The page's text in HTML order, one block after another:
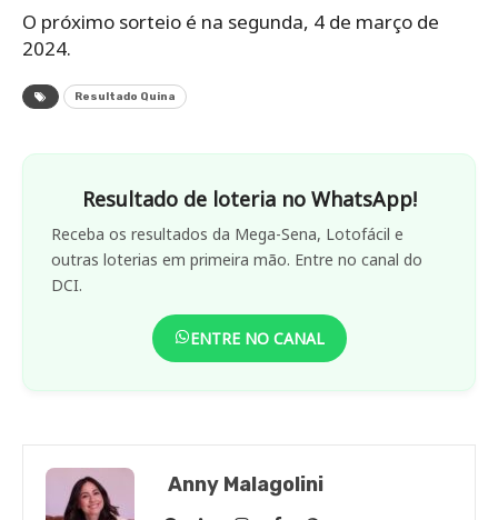
O próximo sorteio é na segunda, 4 de março de
2024.
Resultado Quina
Resultado de loteria no WhatsApp!
Receba os resultados da Mega-Sena, Lotofácil e
outras loterias em primeira mão. Entre no canal do
DCI.
ENTRE NO CANAL
Anny Malagolini